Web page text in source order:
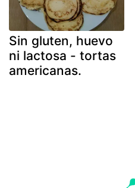
Sin gluten, huevo
ni lactosa - tortas
americanas.